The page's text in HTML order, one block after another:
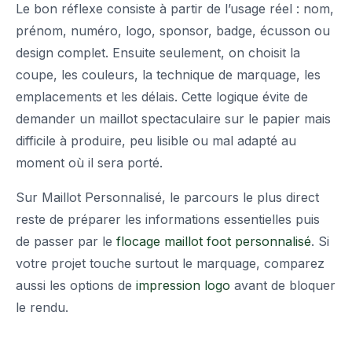
Le bon réflexe consiste à partir de l’usage réel : nom,
prénom, numéro, logo, sponsor, badge, écusson ou
design complet. Ensuite seulement, on choisit la
coupe, les couleurs, la technique de marquage, les
emplacements et les délais. Cette logique évite de
demander un maillot spectaculaire sur le papier mais
difficile à produire, peu lisible ou mal adapté au
moment où il sera porté.
Sur Maillot Personnalisé, le parcours le plus direct
reste de préparer les informations essentielles puis
de passer par le flocage maillot foot personnalisé. Si
votre projet touche surtout le marquage, comparez
aussi les options de impression logo avant de bloquer
le rendu.